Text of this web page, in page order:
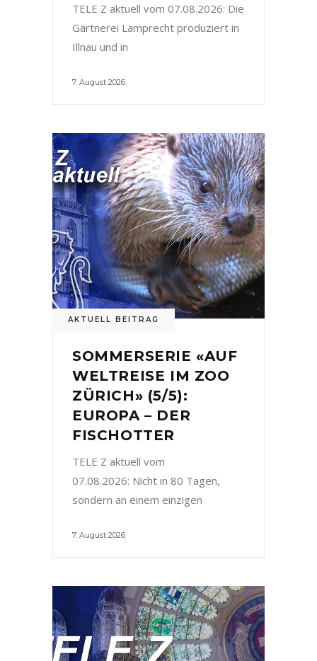
TELE Z aktuell vom 07.08.2026: Die
Gärtnerei Lamprecht produziert in
Illnau und in
7. August 2026
AKTUELL BEITRAG
SOMMERSERIE «AUF
WELTREISE IM ZOO
ZÜRICH» (5/5):
EUROPA – DER
FISCHOTTER
TELE Z aktuell vom
07.08.2026: Nicht in 80 Tagen,
sondern an einem einzigen
7. August 2026